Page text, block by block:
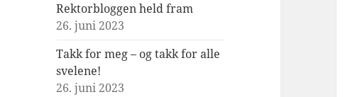
Rektorbloggen held fram
26. juni 2023
Takk for meg – og takk for alle
svelene!
26. juni 2023